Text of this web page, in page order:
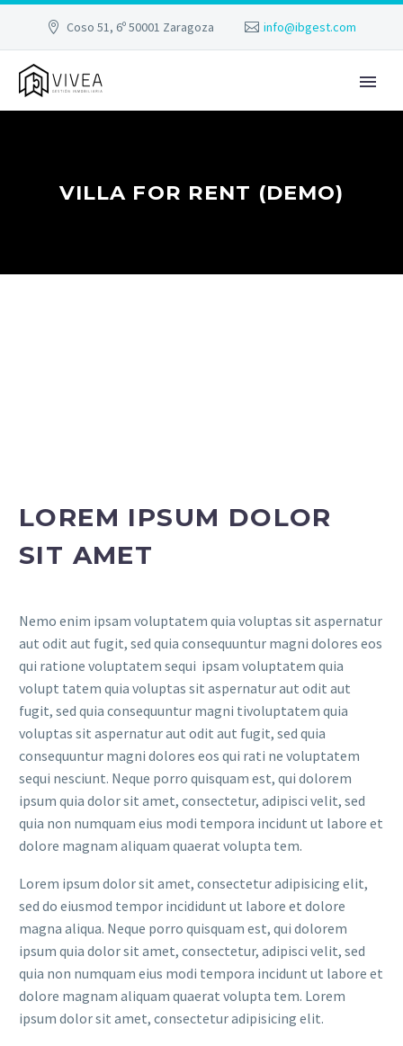
Coso 51, 6º 50001 Zaragoza info@ibgest.com
VILLA FOR RENT (DEMO)
LOREM IPSUM DOLOR
SIT AMET
Nemo enim ipsam voluptatem quia voluptas sit aspernatur
aut odit aut fugit, sed quia consequuntur magni dolores eos
qui ratione voluptatem sequi ipsam voluptatem quia
volupt tatem quia voluptas sit aspernatur aut odit aut
fugit, sed quia consequuntur magni tivoluptatem quia
voluptas sit aspernatur aut odit aut fugit, sed quia
consequuntur magni dolores eos qui rati ne voluptatem
sequi nesciunt. Neque porro quisquam est, qui dolorem
ipsum quia dolor sit amet, consectetur, adipisci velit, sed
quia non numquam eius modi tempora incidunt ut labore et
dolore magnam aliquam quaerat volupta tem.
Lorem ipsum dolor sit amet, consectetur adipisicing elit,
sed do eiusmod tempor incididunt ut labore et dolore
magna aliqua. Neque porro quisquam est, qui dolorem
ipsum quia dolor sit amet, consectetur, adipisci velit, sed
quia non numquam eius modi tempora incidunt ut labore et
dolore magnam aliquam quaerat volupta tem. Lorem
ipsum dolor sit amet, consectetur adipisicing elit.